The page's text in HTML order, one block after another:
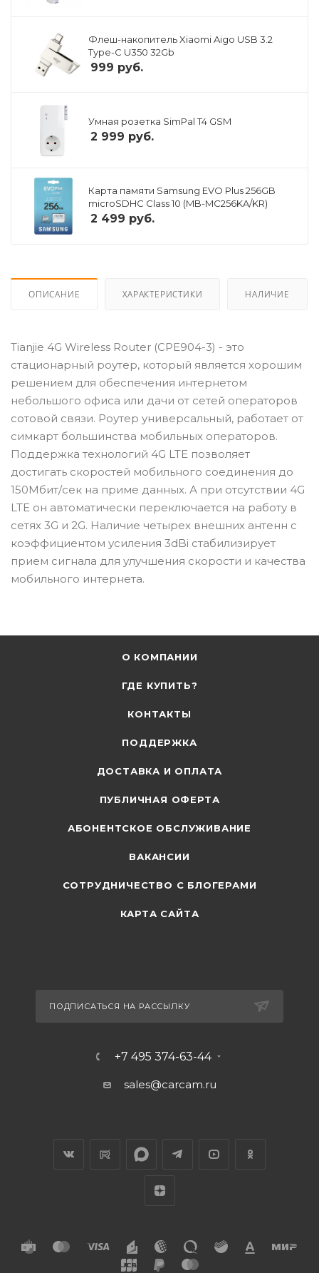
Флеш-накопитель Xiaomi Aigo USB 3.2
Type-C U350 32Gb
999 руб.
Умная розетка SimPal T4 GSM
2 999 руб.
Карта памяти Samsung EVO Plus 256GB
microSDHC Class 10 (MB-MC256KA/KR)
2 499 руб.
ОПИСАНИЕ ХАРАКТЕРИСТИКИ НАЛИЧИЕ
Tianjie 4G Wireless Router (CPE904-3) - это
стационарный роутер, который является хорошим
решением для обеспечения интернетом
небольшого офиса или дачи от сетей операторов
сотовой связи. Роутер универсальный, работает от
симкарт большинства мобильных операторов.
Поддержка технологий 4G LTE позволяет
достигать скоростей мобильного соединения до
150Мбит/сек на приме данных. А при отсутствии 4G
LTE он автоматически переключается на работу в
сетях 3G и 2G. Наличие четырех внешних антенн с
коэффициентом усиления 3dBi стабилизирует
прием сигнала для улучшения скорости и качества
мобильного интернета.
О КОМПАНИИ
ГДЕ КУПИТЬ?
КОНТАКТЫ
ПОДДЕРЖКА
ДОСТАВКА И ОПЛАТА
ПУБЛИЧНАЯ ОФЕРТА
АБОНЕНТСКОЕ ОБСЛУЖИВАНИЕ
ВАКАНСИИ
СОТРУДНИЧЕСТВО С БЛОГЕРАМИ
КАРТА САЙТА
ПОДПИСАТЬСЯ НА РАССЫЛКУ
+7 495 374-63-44
sales@carcam.ru